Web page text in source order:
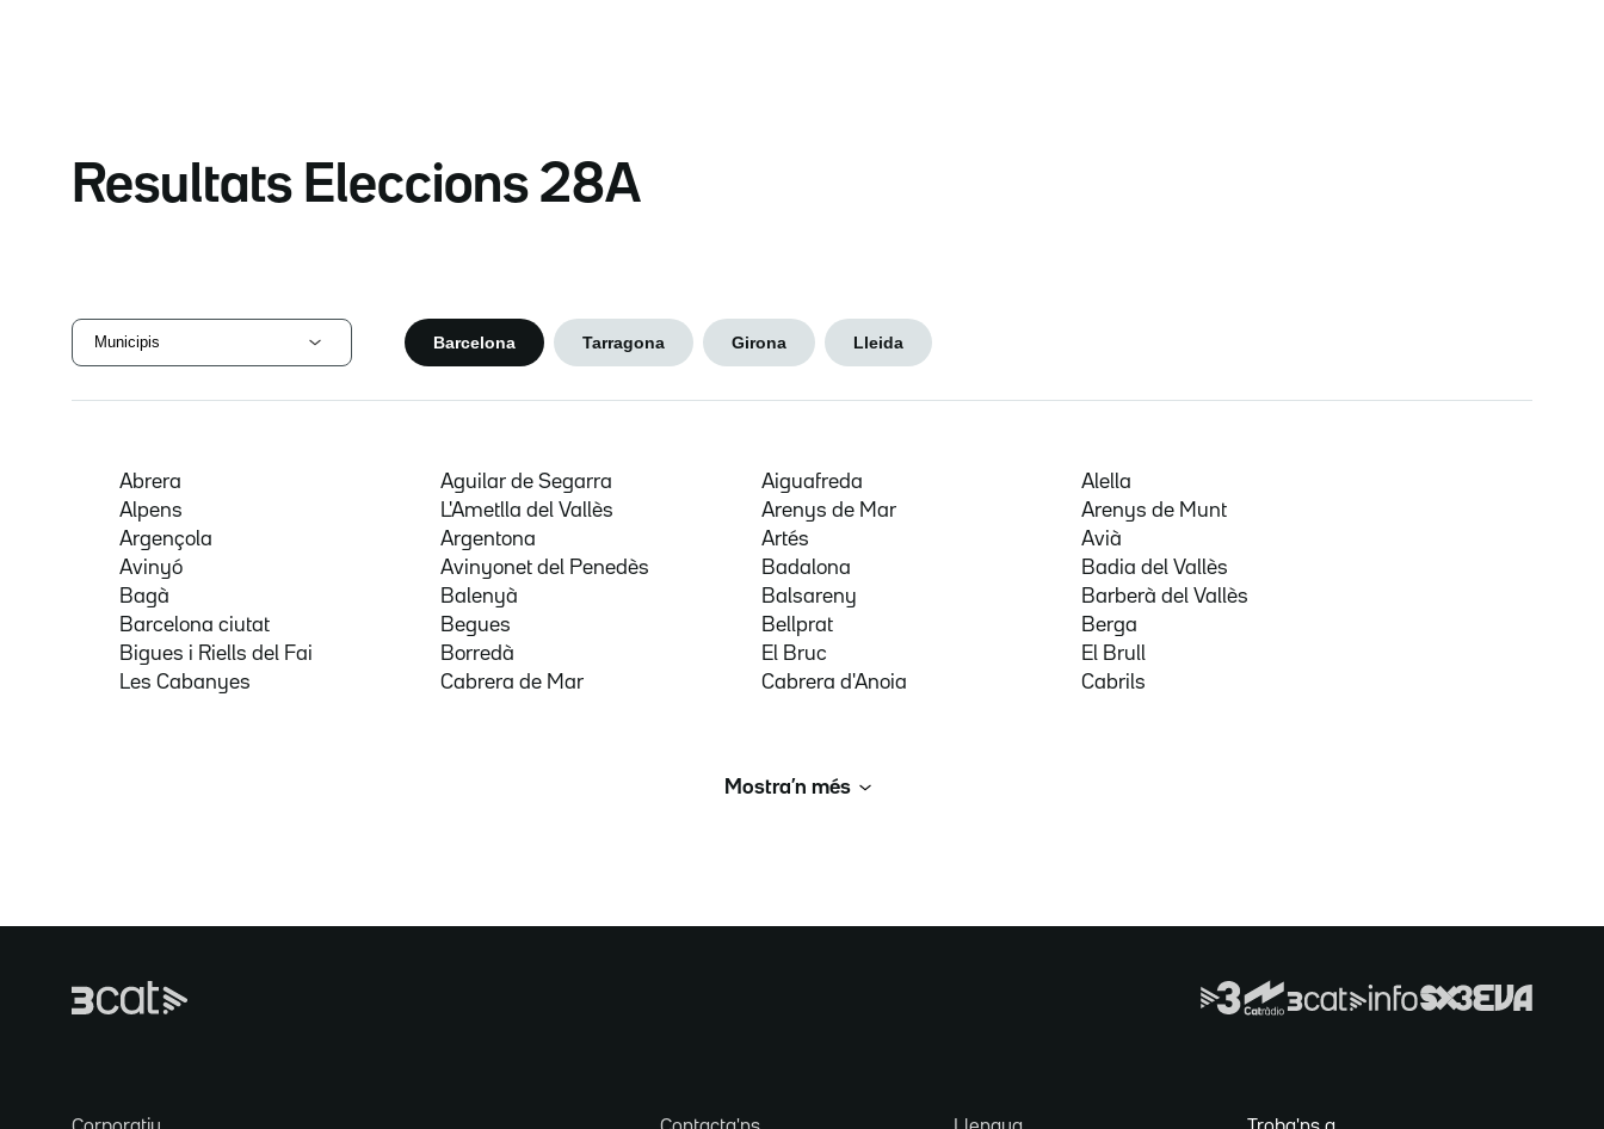
Resultats Eleccions 28A
Municipis Barcelona Tarragona Girona Lleida
Abrera Aguilar de Segarra Aiguafreda
Alella
Alpens
L'Ametlla del Vallès Arenys de Mar
Arenys de Munt
Argençola
Argentona Artés
Avià
Avinyó
Avinyonet del Penedès Badalona
Badia del Vallès
Bagà
Balenyà Balsareny
Barberà del Vallès
Barcelona ciutat
Begues Bellprat
Berga
Bigues i Riells del Fai
Borredà El Bruc
El Brull
Les Cabanyes
Cabrera de Mar Cabrera d'Anoia Cabrils
Mostra’n més